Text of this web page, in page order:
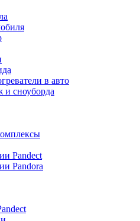
в авто
и сноуборда
Pandect
Pandora